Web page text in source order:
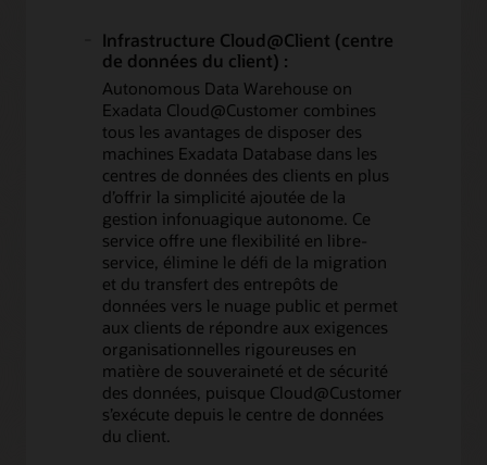
Infrastructure Cloud@Client (centre
de données du client) :
Autonomous Data Warehouse on
Exadata Cloud@Customer combines
tous les avantages de disposer des
machines Exadata Database dans les
centres de données des clients en plus
d’offrir la simplicité ajoutée de la
gestion infonuagique autonome. Ce
service offre une flexibilité en libre-
service, élimine le défi de la migration
et du transfert des entrepôts de
données vers le nuage public et permet
aux clients de répondre aux exigences
organisationnelles rigoureuses en
matière de souveraineté et de sécurité
des données, puisque Cloud@Customer
s’exécute depuis le centre de données
du client.